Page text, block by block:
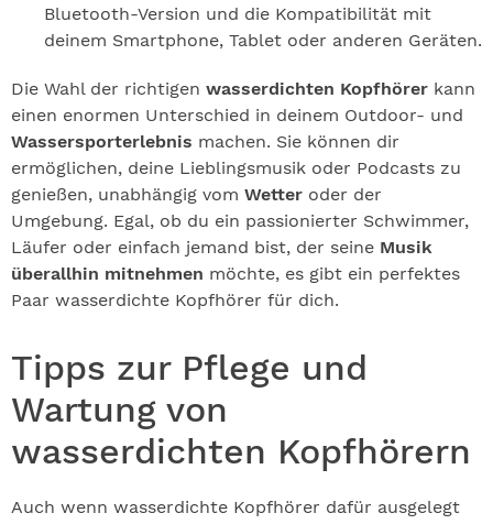
Bluetooth-Version und die Kompatibilität mit
deinem Smartphone, Tablet oder anderen Geräten.
Die Wahl der richtigen wasserdichten Kopfhörer kann
einen enormen Unterschied in deinem Outdoor- und
Wassersporterlebnis machen. Sie können dir
ermöglichen, deine Lieblingsmusik oder Podcasts zu
genießen, unabhängig vom Wetter oder der
Umgebung. Egal, ob du ein passionierter Schwimmer,
Läufer oder einfach jemand bist, der seine Musik
überallhin mitnehmen möchte, es gibt ein perfektes
Paar wasserdichte Kopfhörer für dich.
Tipps zur Pflege und
Wartung von
wasserdichten Kopfhörern
Auch wenn wasserdichte Kopfhörer dafür ausgelegt